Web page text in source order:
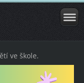
ve škole.